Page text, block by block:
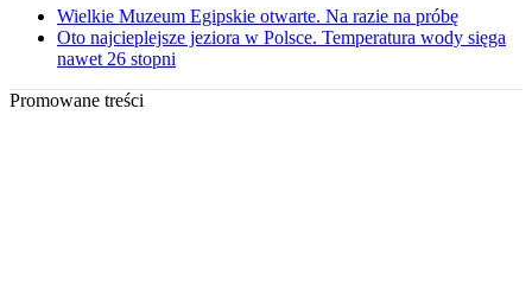
Wielkie Muzeum Egipskie otwarte. Na razie na próbę
Oto najcieplejsze jeziora w Polsce. Temperatura wody sięga
nawet 26 stopni
Promowane treści